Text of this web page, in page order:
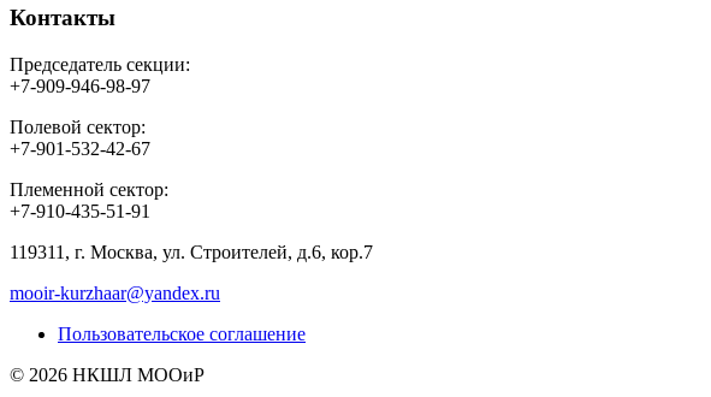
Контакты
Председатель секции:
+7-909-946-98-97
Полевой сектор:
+7-901-532-42-67
Племенной сектор:
+7-910-435-51-91
119311, г. Москва, ул. Строителей, д.6, кор.7
mooir-kurzhaar@yandex.ru
Пользовательское соглашение
© 2026 НКШЛ МООиР